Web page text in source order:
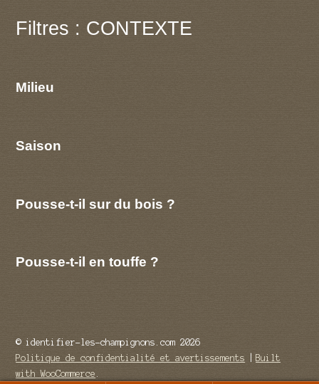
Filtres : CONTEXTE
Milieu
Saison
Pousse-t-il sur du bois ?
Pousse-t-il en touffe ?
© identifier-les-champignons.com 2026
Politique de confidentialité et avertissements
Built
with WooCommerce